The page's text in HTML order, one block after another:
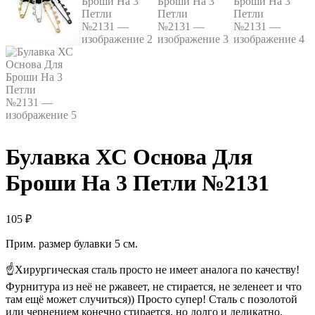
Булавка ХС Основа Для
Броши На 3 Петли №2131
105 ₽
Прим. размер булавки 5 см.
☝Хирургическая сталь просто не имеет аналога по качеству!
Фурнитура из неё не ржавеет, не стирается, не зеленеет и что
там ещё может случиться)) Просто супер! Сталь с позолотой
или чернением конечно стирается, но долго и деликатно.